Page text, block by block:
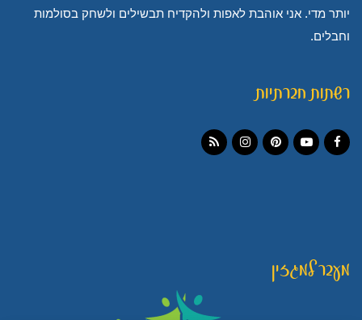
יותר מדי. אני אוהבת לאפות ולהקדיח תבשילים ולשחק בסולמות
וחבלים.
רשתות חברתיות
מעבר למגזין